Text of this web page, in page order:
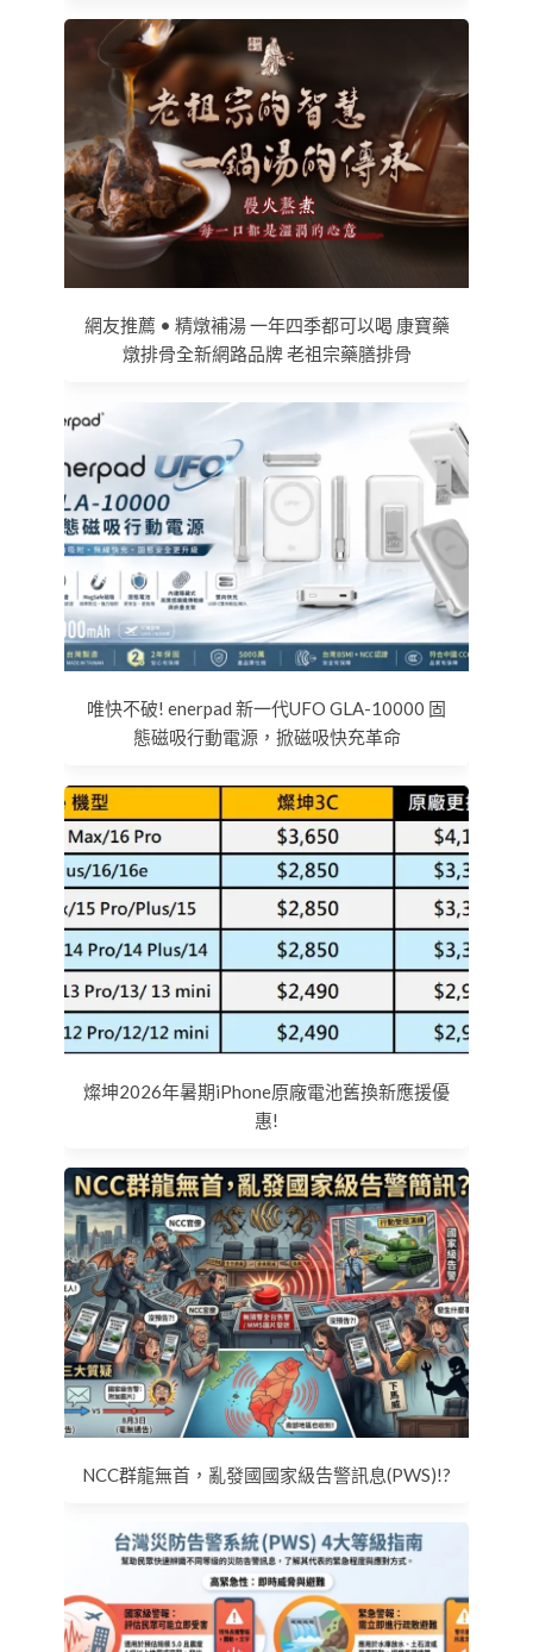
網友推薦 • 精燉補湯 一年四季都可以喝 康寶藥
燉排骨全新網路品牌 老祖宗藥膳排骨
唯快不破! enerpad 新一代UFO GLA-10000 固
態磁吸行動電源，掀磁吸快充革命
燦坤2026年暑期iPhone原廠電池舊換新應援優
惠!
NCC群龍無首，亂發國國家級告警訊息(PWS)!?